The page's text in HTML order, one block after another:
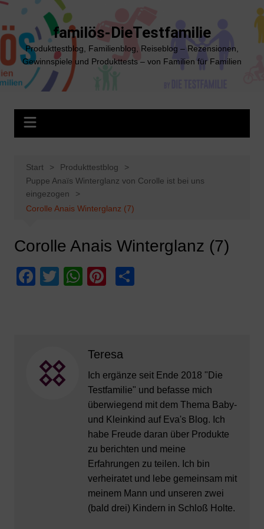
Zum
springen
familös-DieTestfamilie
Produkttestblog, Familienblog, Reiseblog – Rezensionen,
Gewinnspiele und Produkttests – von Familien für Familien
Start
Produkttestblog
Puppe Anaïs Winterglanz von Corolle ist bei uns
eingezogen
Corolle Anais Winterglanz (7)
Corolle Anais Winterglanz (7)
F
o
o
T W
A
p
p
Pi
st
T
Teresa
Ich ergänze seit Ende 2018 "Die
Testfamilie" und befasse mich
überwiegend mit dem Thema Baby-
und Kleinkind auf Eva's Blog. Ich
habe Freude daran über Produkte
zu berichten und meine
Erfahrungen zu teilen. Ich bin
verheiratet und lebe gemeinsam mit
meinem Mann und unseren zwei
(bald drei) Kindern in Schloß Holte.